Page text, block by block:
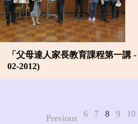
「父母達人家長教育課程第一講
02-2012)
Previous 6 7 8 9 10